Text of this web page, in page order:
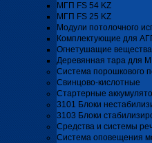
МГП FS 54 KZ
МГП FS 25 KZ
Модули потолочного
Комплектующие для
Огнетушащие вещества
Деревянная тара для
Система порошкового
Свинцово-кислотные
Стартерные
3101 Блоки
3103 Блоки
Средства и системы
Система оповещения